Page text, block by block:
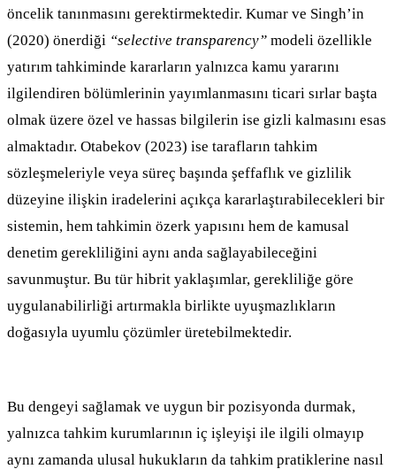
öncelik tanınmasını gerektirmektedir. Kumar ve Singh’in
(2020) önerdiği “selective transparency” modeli özellikle
yatırım tahkiminde kararların yalnızca kamu yararını
ilgilendiren bölümlerinin yayımlanmasını ticari sırlar başta
olmak üzere özel ve hassas bilgilerin ise gizli kalmasını esas
almaktadır. Otabekov (2023) ise tarafların tahkim
sözleşmeleriyle veya süreç başında şeffaflık ve gizlilik
düzeyine ilişkin iradelerini açıkça kararlaştırabilecekleri bir
sistemin, hem tahkimin özerk yapısını hem de kamusal
denetim gerekliliğini aynı anda sağlayabileceğini
savunmuştur. Bu tür hibrit yaklaşımlar, gerekliliğe göre
uygulanabilirliği artırmakla birlikte uyuşmazlıkların
doğasıyla uyumlu çözümler üretebilmektedir.
Bu dengeyi sağlamak ve uygun bir pozisyonda durmak,
yalnızca tahkim kurumlarının iç işleyişi ile ilgili olmayıp
aynı zamanda ulusal hukukların da tahkim pratiklerine nasıl